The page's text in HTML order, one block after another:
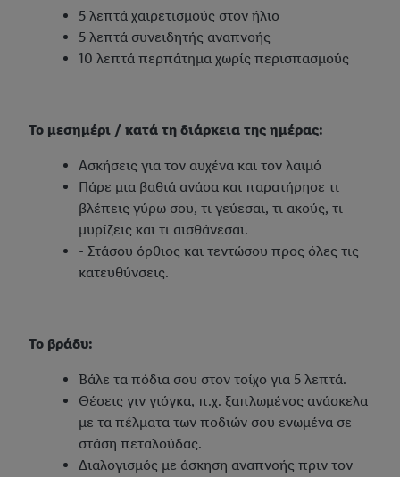
5 λεπτά χαιρετισμούς στον ήλιο
5 λεπτά συνειδητής αναπνοής
10 λεπτά περπάτημα χωρίς περισπασμούς
Το μεσημέρι / κατά τη διάρκεια της ημέρας:
Ασκήσεις για τον αυχένα και τον λαιμό
Πάρε μια βαθιά ανάσα και παρατήρησε τι
βλέπεις γύρω σου, τι γεύεσαι, τι ακούς, τι
μυρίζεις και τι αισθάνεσαι.
- Στάσου όρθιος και τεντώσου προς όλες τις
κατευθύνσεις.
Το βράδυ:
Βάλε τα πόδια σου στον τοίχο για 5 λεπτά.
Θέσεις γιν γιόγκα, π.χ. ξαπλωμένος ανάσκελα
με τα πέλματα των ποδιών σου ενωμένα σε
στάση πεταλούδας.
Διαλογισμός με άσκηση αναπνοής πριν τον
λαμβάνει χώρα στο πλαίσιο της κάθε τεχνολογίας.
Κάνοντας κλικ στην επιλογή «Απόρριψη», επιτρέπετε μόνο τη
χρήση των τεχνικά απαραίτητων τεχνολογιών. Κάνοντας κλικ
στην επιλογή «Αποδοχή», συγκατατίθεστε στην επεξεργασία για
δεδομένων και το δικαίωμά σας να ανακαλέσετε τη
συγκατάθεσή σας ανά πάσα στιγμή με ισχύ για το μέλλον,
μπορείτε να βρείτε στην πολιτική απορρήτου μας.
Μπορείτε να
βρείτε τα νομικά στοιχεία της εταιρείας μας εδώ.